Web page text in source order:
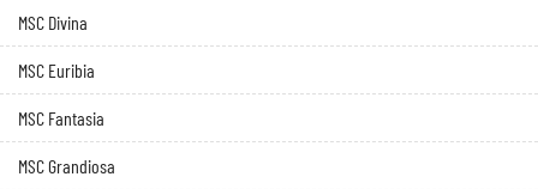
MSC Divina
MSC Euribia
MSC Fantasia
MSC Grandiosa